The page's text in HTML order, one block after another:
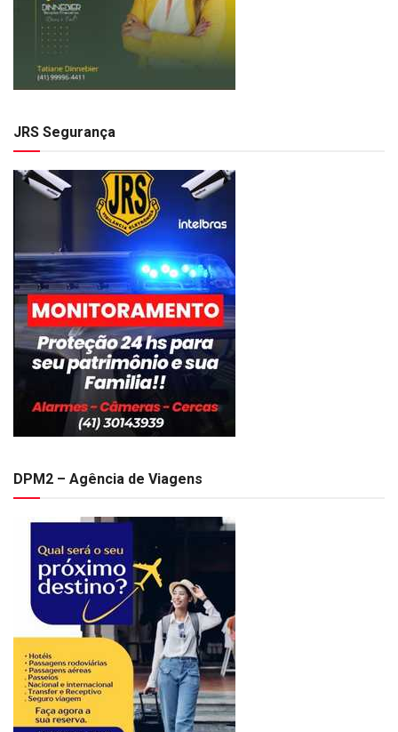
JRS Segurança
DPM2 – Agência de Viagens